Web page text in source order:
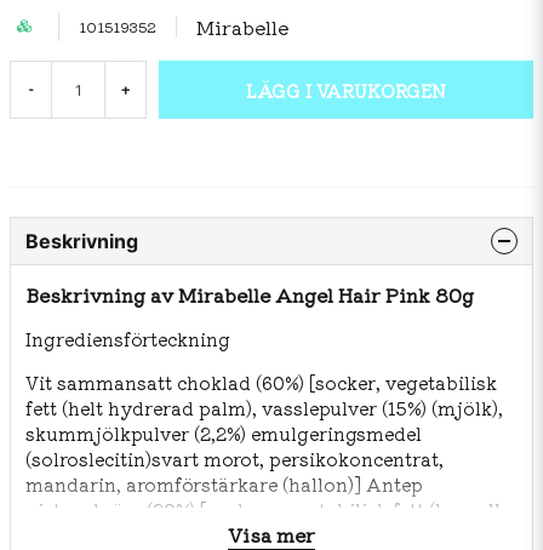
101519352 Mirabelle
- + LÄGG I VARUKORGEN
Beskrivning
Beskrivning av Mirabelle Angel Hair Pink 80g
Ingrediensförteckning
Vit sammansatt choklad (60%) [socker, vegetabilisk
fett (helt hydrerad palm), vasslepulver (15%) (mjölk),
skummjölkpulver (2,2%) emulgeringsmedel
(solroslecitin)svart morot, persikokoncentrat,
mandarin, aromförstärkare (hallon)] Antep
pistagekräm (20%) [socker, vegetabilisk fett (bomull,
solrosolja, helt hydrerad palm), antep pistagepasta
Visa mer